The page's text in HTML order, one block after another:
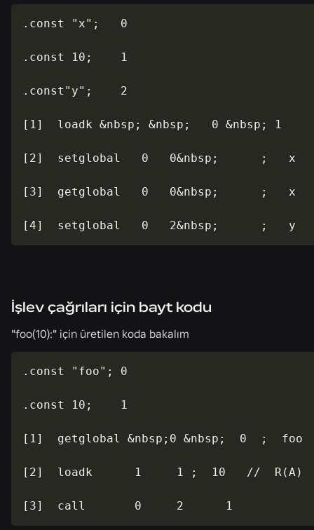
.const "x";   0
.const 10;    1
.const"y";    2
[1]  loadk &nbsp; &nbsp;   0 &nbsp; 1
[2]  setglobal   0   0&nbsp;      ;   x
[3]  getglobal   0   0&nbsp;      ;   x
[4]  setglobal   0   2&nbsp;      ;   y
İşlev çağrıları için bayt kodu
"foo(10):" için üretilen koda bakalım
.const "foo"; 0
.const 10;    1
[1]  getglobal &nbsp;0 &nbsp;  0  ;
[2]  loadk      1     1 ;  10   //  R(A)
[3]  call       0     2      1